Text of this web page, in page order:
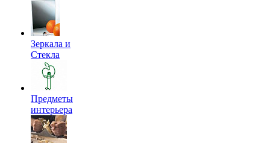
Зеркала и
Стекла
Предметы
интерьера